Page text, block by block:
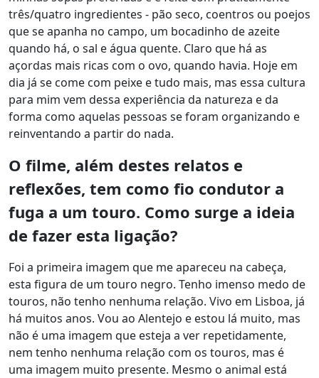
três/quatro ingredientes - pão seco, coentros ou poejos
que se apanha no campo, um bocadinho de azeite
quando há, o sal e água quente. Claro que há as
açordas mais ricas com o ovo, quando havia. Hoje em
dia já se come com peixe e tudo mais, mas essa cultura
para mim vem dessa experiência da natureza e da
forma como aquelas pessoas se foram organizando e
reinventando a partir do nada.
O filme, além destes relatos e
reflexões, tem como fio condutor a
fuga a um touro. Como surge a ideia
de fazer esta ligação?
Foi a primeira imagem que me apareceu na cabeça,
esta figura de um touro negro. Tenho imenso medo de
touros, não tenho nenhuma relação. Vivo em Lisboa, já
há muitos anos. Vou ao Alentejo e estou lá muito, mas
não é uma imagem que esteja a ver repetidamente,
nem tenho nenhuma relação com os touros, mas é
uma imagem muito presente. Mesmo o animal está